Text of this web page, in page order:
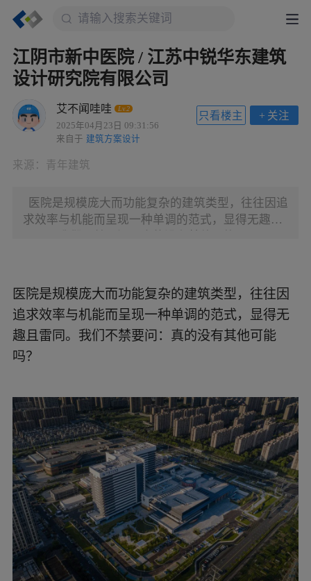
江阴市新中医院 / 江苏中锐华东建筑
设计研究院有限公司
艾不闻哇哇 Lv.2
2025年04月23日 09:31:56
来自于 建筑方案设计
+ 关注
只看楼主
来源： 青年建筑
医院是规模庞大而功能复杂的建筑类型，往往因追
求效率与机能而呈现一种单调的范式，显得无趣且
面对大规模医疗建筑常见的双病区长条形主楼设
计，本设计巧妙地采用了两个病区错位布置，并以
流畅的弧线相连。这一变化不仅成功应对了城市尺
度的挑战，还塑造出一个既连续又统一的建筑形
象。更重要的是，这样的布局提升了两个病区公共
医院是规模庞大而功能复杂的建筑类型，往往因
追求效率与机能而呈现一种单调的范式，显得无
趣且雷同。我们不禁要问：真的没有其他可能
吗？